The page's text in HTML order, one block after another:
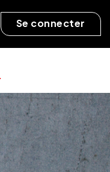
Se connecter